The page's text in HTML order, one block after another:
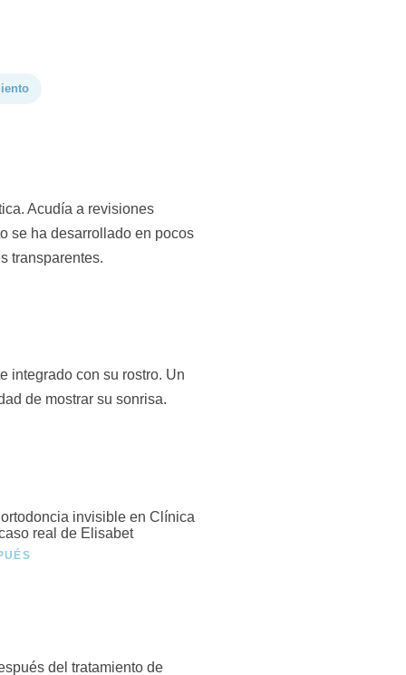
Acudía a revisiones
se ha desarrollado en pocos
transparentes.
integrado con su rostro. Un
de mostrar su sonrisa.